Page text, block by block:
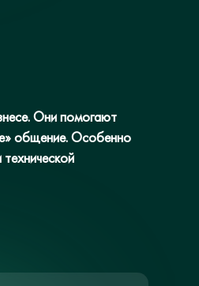
Они помогают
общение. Особенно